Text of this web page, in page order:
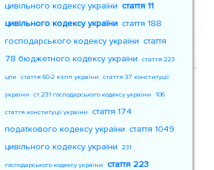
цивільного кодексу україни стаття 11
цивільного кодексу україни стаття 188
господарського кодексу україни стаття
78 бюджетного кодексу україни
стаття 223
цпк стаття 60-2 кзпп україни стаття 37 конституції
україни ст 231 господарського кодексу україни 106
стаття конституції україни
стаття 174
податкового кодексу україни стаття 1049
цивільного кодексу україни
231
господарського кодексу україни
стаття 223